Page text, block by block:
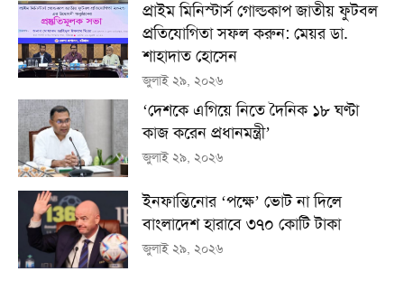
প্রাইম মিনিস্টার্স গোল্ডকাপ জাতীয় ফুটবল
প্রতিযোগিতা সফল করুন: মেয়র ডা.
শাহাদাত হোসেন
জুলাই ২৯, ২০২৬
‘দেশকে এগিয়ে নিতে দৈনিক ১৮ ঘণ্টা
কাজ করেন প্রধানমন্ত্রী’
জুলাই ২৯, ২০২৬
ইনফান্তিনোর ‘পক্ষে’ ভোট না দিলে
বাংলাদেশ হারাবে ৩৭০ কোটি টাকা
জুলাই ২৯, ২০২৬